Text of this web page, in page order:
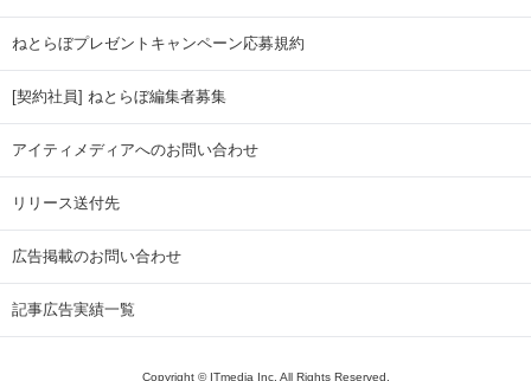
ねとらぼプレゼントキャンペーン応募規約
[契約社員] ねとらぼ編集者募集
アイティメディアへのお問い合わせ
リリース送付先
広告掲載のお問い合わせ
記事広告実績一覧
Copyright © ITmedia Inc. All Rights Reserved.